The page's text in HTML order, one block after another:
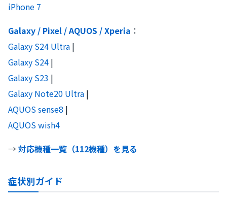
iPhone 7
Galaxy / Pixel / AQUOS / Xperia ：
Galaxy S24 Ultra |
Galaxy S24 |
Galaxy S23 |
Galaxy Note20 Ultra |
AQUOS sense8 |
AQUOS wish4
→対応機種一覧（112機種）を見る
症状別ガイド